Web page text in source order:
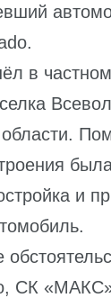
в
области.
и
СК